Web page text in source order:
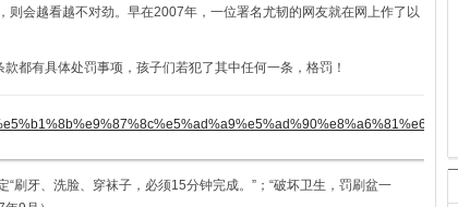
则会越看越不对劲。早在2007年，一位署名尤韧的网友就在网上作了以
款都有具体处罚事项，孩子们若犯了其中任何一条，格罚！
“刷牙、洗脸、穿袜子，必须15分钟完成。”；“破坏卫生，罚刷盆一